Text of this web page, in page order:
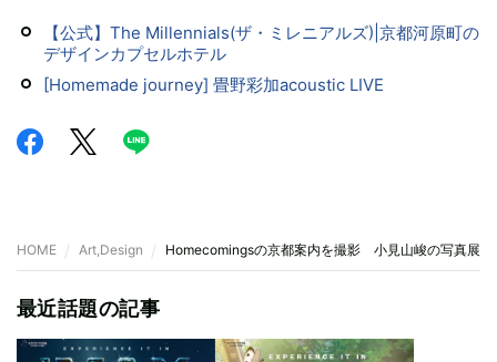
【公式】The Millennials(ザ・ミレニアルズ)|京都河原町の
デザインカプセルホテル
[Homemade journey] 畳野彩加acoustic LIVE
HOME Art,Design Homecomingsの京都案内を撮影 小見山峻の写真展
最近話題の記事